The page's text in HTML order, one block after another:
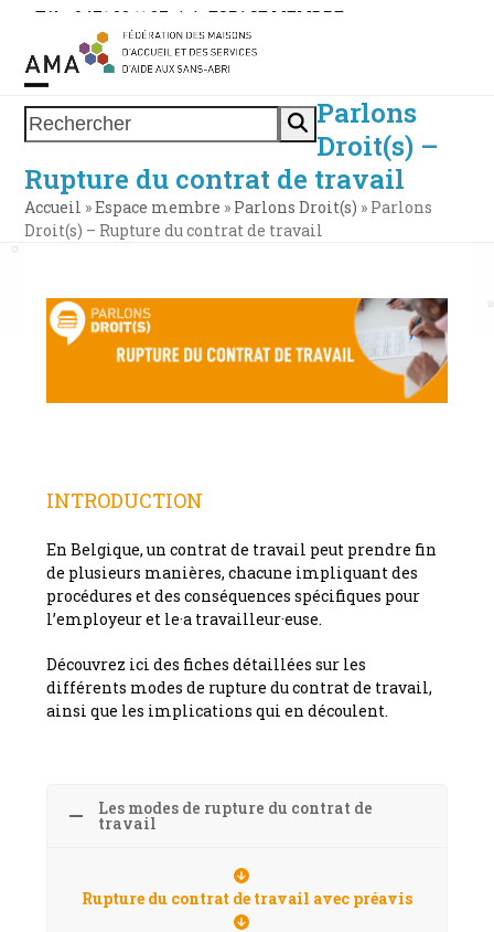
Skip
content
Tél. : 0471 38 11 37 | | ESPACE MEMBRE
Rechercher
Open
mobile
menu
Close
mobile
menu
Parlons
Droit(s) –
Rupture du contrat de travail
Accueil »Espace membre » Parlons Droit(s) » Parlons
Droit(s) – Rupture du contrat de travail
INTRODUCTION
En Belgique, un contrat de travail peut prendre fin
de plusieurs manières, chacune impliquant des
procédures et des conséquences spécifiques pour
l’employeur et le·a travailleur·euse.
Découvrez ici des fiches détaillées sur les
différents modes de rupture du contrat de travail,
ainsi que les implications qui en découlent.
Les modes de rupture du contrat de
travail
Rupture du contrat de travail avec préavis